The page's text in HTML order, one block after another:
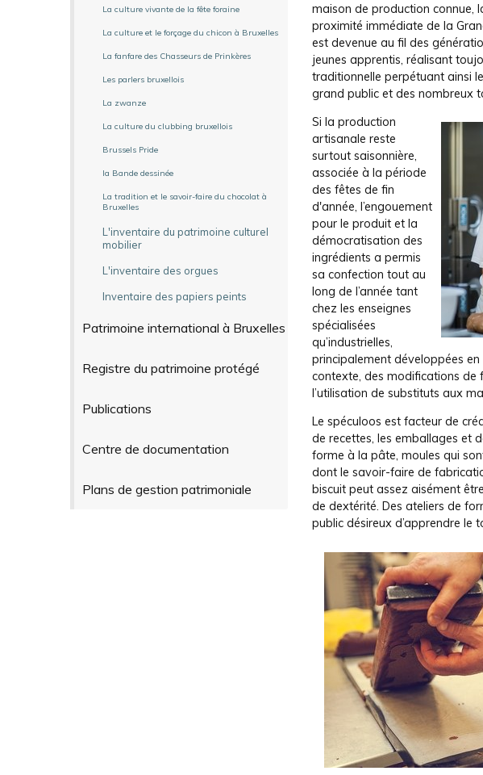
La culture vivante de la fête foraine
La culture et le forçage du chicon à Bruxelles
La fanfare des Chasseurs de Prinkères
Les parlers bruxellois
La zwanze
La culture du clubbing bruxellois
Brussels Pride
la Bande dessinée
La tradition et le savoir-faire du chocolat à
Bruxelles
L'inventaire du patrimoine culturel
mobilier
L'inventaire des orgues
Inventaire des papiers peints
Patrimoine international à Bruxelles
Registre du patrimoine protégé
Publications
Centre de documentation
Plans de gestion patrimoniale
maison de production connue,
proximité immédiate de la
est devenue au fil des
jeunes apprentis, réalisant
traditionnelle perpétuant ainsi
grand public et des nombreux
Si la production
artisanale reste
surtout saisonnière,
associée à la période
des fêtes de fin
d'année, l’engouement
pour le produit et la
démocratisation des
ingrédients a permis
sa confection tout au
long de l’année tant
chez les enseignes
spécialisées
qu’industrielles,
principalement développées
contexte, des modifications de
l’utilisation de substituts aux
Le spéculoos est facteur de
de recettes, les emballages et
forme à la pâte, moules qui
dont le savoir-faire de
biscuit peut assez aisément
de dextérité. Des ateliers de
public désireux d’apprendre le